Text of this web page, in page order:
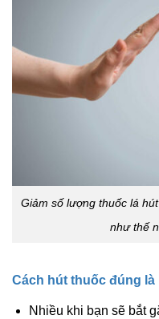
Giảm số lượng thuốc lá
như thế
Cách hút thuốc đúng
Nhiều khi bạn sẽ bắt